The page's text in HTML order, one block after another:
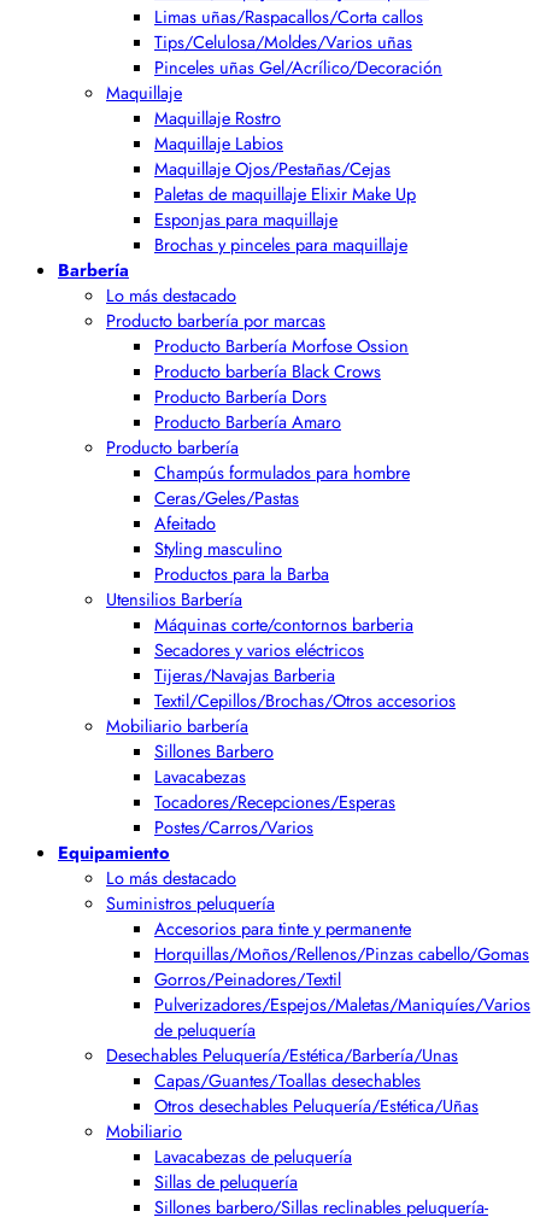
Limas uñas/Raspacallos/Corta callos
Tips/Celulosa/Moldes/Varios uñas
Pinceles uñas Gel/Acrílico/Decoración
Maquillaje
Maquillaje Rostro
Maquillaje Labios
Maquillaje Ojos/Pestañas/Cejas
Paletas de maquillaje Elixir Make Up
Esponjas para maquillaje
Brochas y pinceles para maquillaje
Barbería
Lo más destacado
Producto barbería por marcas
Producto Barbería Morfose Ossion
Producto barbería Black Crows
Producto Barbería Dors
Producto Barbería Amaro
Producto barbería
Champús formulados para hombre
Ceras/Geles/Pastas
Afeitado
Styling masculino
Productos para la Barba
Utensilios Barbería
Máquinas corte/contornos barberia
Secadores y varios eléctricos
Tijeras/Navajas Barberia
Textil/Cepillos/Brochas/Otros accesorios
Mobiliario barbería
Sillones Barbero
Lavacabezas
Tocadores/Recepciones/Esperas
Postes/Carros/Varios
Equipamiento
Lo más destacado
Suministros peluquería
Accesorios para tinte y permanente
Horquillas/Moños/Rellenos/Pinzas cabello/Gomas
Gorros/Peinadores/Textil
Pulverizadores/Espejos/Maletas/Maniquíes/Varios
de peluquería
Desechables Peluquería/Estética/Barbería/Unas
Capas/Guantes/Toallas desechables
Otros desechables Peluquería/Estética/Uñas
Mobiliario
Lavacabezas de peluquería
Sillas de peluquería
Sillones barbero/Sillas reclinables peluquería-